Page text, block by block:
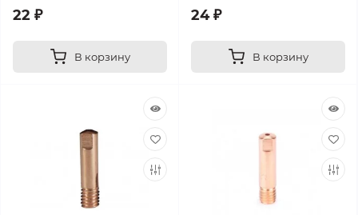
22 ₽
В корзину
24 ₽
В корзину